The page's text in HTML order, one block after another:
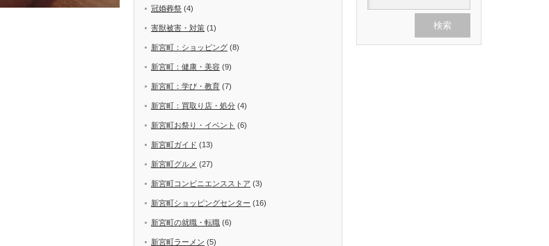
冠婚葬祭 (4)
害獣被害・対策 (1)
新宮町：ショッピング (8)
新宮町：健康・美容 (9)
新宮町：学び・教育 (7)
新宮町：買取り店・処分 (4)
新宮町お祭り・イベント (6)
新宮町ガイド (13)
新宮町グルメ (27)
新宮町コンビニエンスストア (3)
新宮町ショッピングセンター (16)
新宮町の就職・転職 (6)
新宮町ラーメン (5)